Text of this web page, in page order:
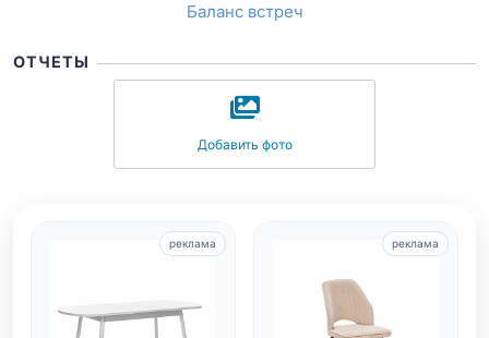
Баланс встреч
ОТЧЕТЫ
Добавить фото
реклама реклама